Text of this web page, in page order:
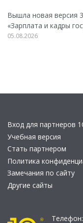
Вышла новая версия
«Зарплата и кадры
05.08.2026
Вход для партнеров
Учебная версия
Стать партнером
Политика
Замечания по сайту
Другие сайты
Телефон: